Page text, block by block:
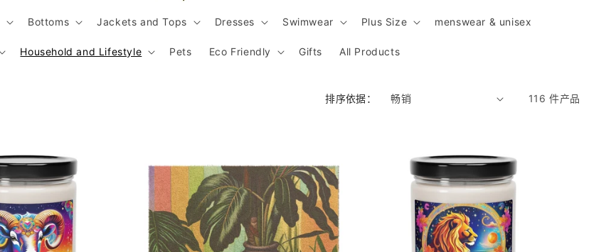
Bottoms Jackets and Tops Dresses Swimwear Plus Size menswear & unisex
Household and Lifestyle Pets Eco Friendly Gifts All Products
排序依据： 116 件产品